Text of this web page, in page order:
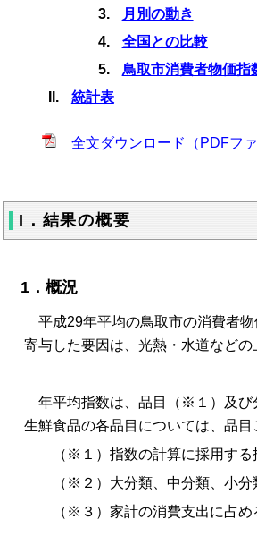
月別の動き
全国との比較
鳥取市消費者物価指
統計表
全文ダウンロード（PDFフ
I．結果の概要
1．概況
平成29年平均の鳥取市の消費者物
寄与した要因は、光熱・水道などの
年平均指数は、品目（※１）及び
生鮮食品の各品目については、品
（※１）指数の計算に採用する
（※２）大分類、中分類、小分類
（※３）家計の消費支出に占め